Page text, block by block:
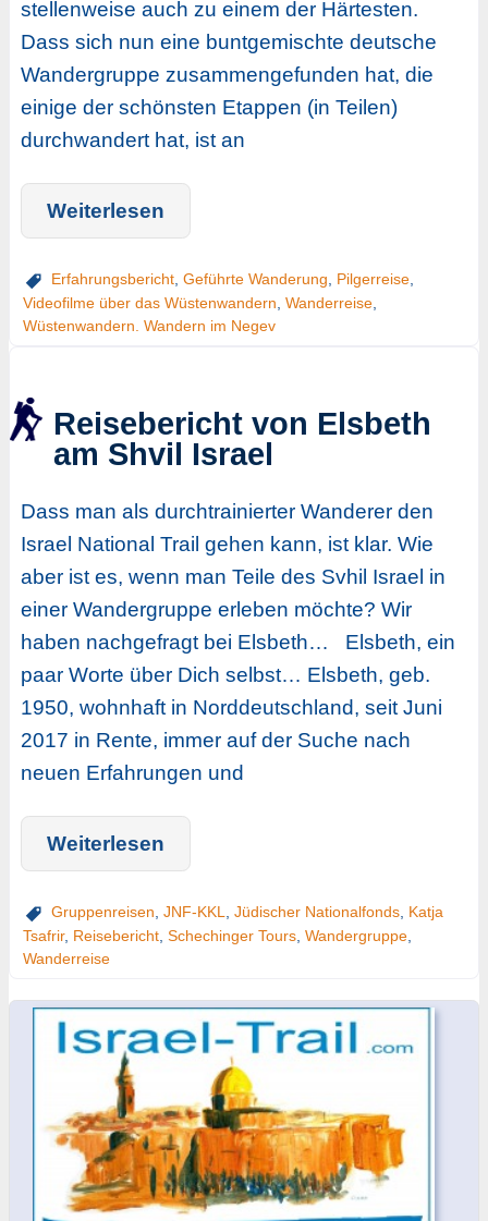
stellenweise auch zu einem der Härtesten.
Dass sich nun eine buntgemischte deutsche
Wandergruppe zusammengefunden hat, die
einige der schönsten Etappen (in Teilen)
durchwandert hat, ist an
Weiterlesen
Erfahrungsbericht, Geführte Wanderung Pilgerreise,
Videofilme über das Wüstenwandern Wanderreise,
Wüstenwandern. Wandern im Negev
Reisebericht von Elsbeth
am Shvil Israel
Dass man als durchtrainierter Wanderer den
Israel National Trail gehen kann, ist klar. Wie
aber ist es, wenn man Teile des Svhil Israel in
einer Wandergruppe erleben möchte? Wir
haben nachgefragt bei Elsbeth… Elsbeth, ein
paar Worte über Dich selbst… Elsbeth, geb.
1950, wohnhaft in Norddeutschland, seit Juni
2017 in Rente, immer auf der Suche nach
neuen Erfahrungen und
Weiterlesen
Gruppenreisen JNF-KKL Jüdischer Nationalfonds, Katja
Tsafrir, Reisebericht, Schechinger Tours, Wandergruppe,
Wanderreise